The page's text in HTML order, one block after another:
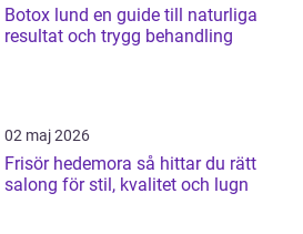
Botox lund en guide till naturliga
resultat och trygg behandling
02 maj 2026
Frisör hedemora så hittar du rätt
salong för stil, kvalitet och lugn